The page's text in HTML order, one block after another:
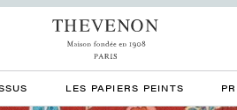
LES PAPIERS PEINTS